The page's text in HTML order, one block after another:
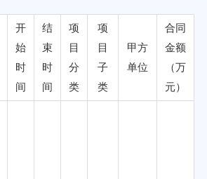
开
始
时
间
结
束
时
间
项
目
分
类
项
目
子
类
甲方
单位
合同
金额
（万
元）